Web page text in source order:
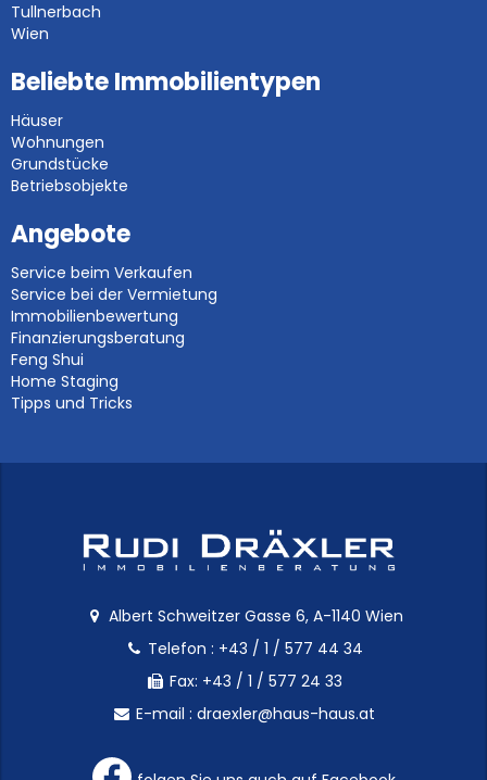
Tullnerbach
Wien
Beliebte Immobilientypen
Häuser
Wohnungen
Grundstücke
Betriebsobjekte
Angebote
Service beim Verkaufen
Service bei der Vermietung
Immobilienbewertung
Finanzierungsberatung
Feng Shui
Home Staging
Tipps und Tricks
Albert Schweitzer Gasse 6, A-1140 Wien
Telefon : +43 / 1 / 577 44 34
Fax: +43 / 1 / 577 24 33
E-mail : draexler@haus-haus.at